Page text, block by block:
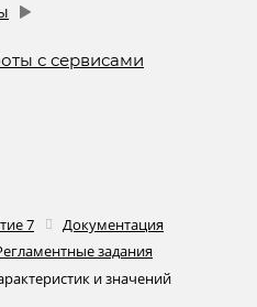
с сервисами
7
Документация
задания
и значений